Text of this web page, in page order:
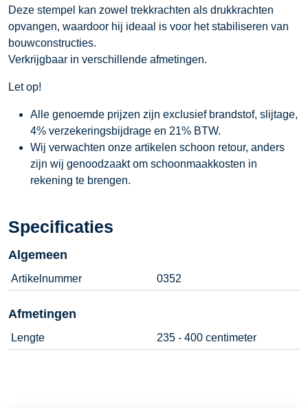
Deze stempel kan zowel trekkrachten als drukkrachten
opvangen, waardoor hij ideaal is voor het stabiliseren van
bouwconstructies.
Verkrijgbaar in verschillende afmetingen.
Let op!
Alle genoemde prijzen zijn exclusief brandstof, slijtage,
4% verzekeringsbijdrage en 21% BTW.
Wij verwachten onze artikelen schoon retour, anders
zijn wij genoodzaakt om schoonmaakkosten in
rekening te brengen.
Specificaties
Algemeen
Artikelnummer 0352
Afmetingen
Lengte 235 - 400 centimeter